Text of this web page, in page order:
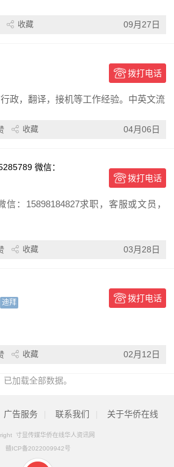
收藏 09月27日
拨打电话
政，翻译，接机等工作经验。中英文流
收藏 04月06日
微信：
职，客服或文员，英语
拨打电话
信：15898184827求职，客服或文员，
收藏 03月28日
迪拜 拨打电话
收藏 02月12日
已加载全部数据。
广告服务 联系我们 关于华侨在线
寸显传媒华侨在线华人资讯网
赣ICP备2022009942号